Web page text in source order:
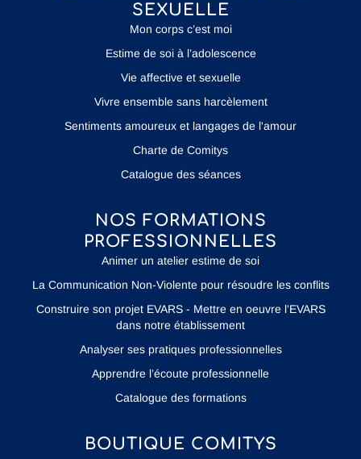
SEXUELLE
Mon corps c’est moi
Estime de soi à l’adolescence
Vie affective et sexuelle
Vivre ensemble sans harcèlement
Sentiments amoureux et langages de l'amour
Charte de Comitys
Catalogue des séances
NOS FORMATIONS
PROFESSIONNELLES
Animer un atelier estime de soi
La Communication Non-Violente pour résoudre les conflits
Construire son projet EVARS - Mettre en oeuvre l'EVARS
dans notre établissement
Analyser ses pratiques professionnelles
Apprendre l’écoute professionnelle
Catalogue des formations
BOUTIQUE COMITYS